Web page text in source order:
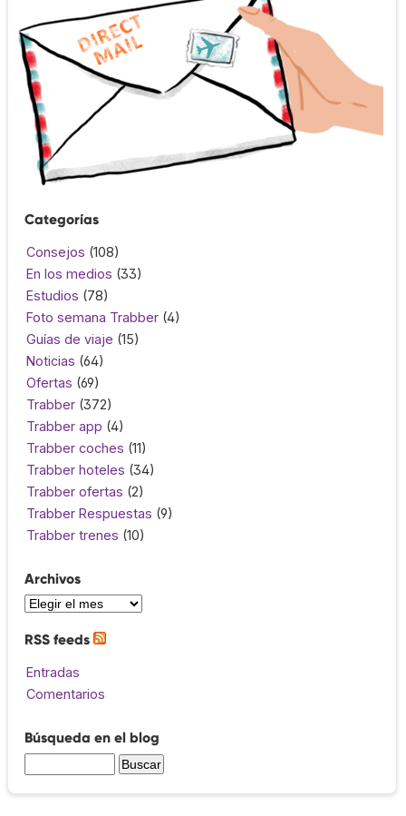
Categorías
Consejos (108)
En los medios (33)
Estudios (78)
Foto semana Trabber (4)
Guías de viaje (15)
Noticias (64)
Ofertas (69)
Trabber (372)
Trabber app (4)
Trabber coches (11)
Trabber hoteles (34)
Trabber ofertas (2)
Trabber Respuestas (9)
Trabber trenes (10)
Archivos
RSS feeds
Entradas
Comentarios
Búsqueda en el blog